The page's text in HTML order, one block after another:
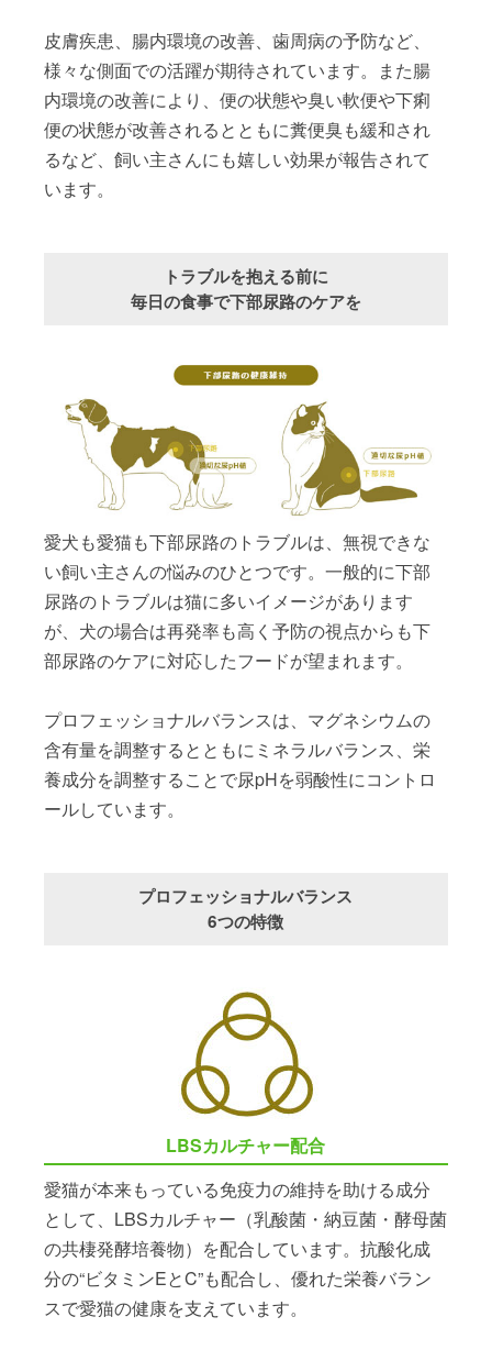
皮膚疾患、腸内環境の改善、歯周病の予防など、
様々な側面での活躍が期待されています。また腸
内環境の改善により、便の状態や臭い軟便や下痢
便の状態が改善されるとともに糞便臭も緩和され
るなど、飼い主さんにも嬉しい効果が報告されて
います。
トラブルを抱える前に
毎日の食事で下部尿路のケアを
愛犬も愛猫も下部尿路のトラブルは、無視できな
い飼い主さんの悩みのひとつです。一般的に下部
尿路のトラブルは猫に多いイメージがあります
が、犬の場合は再発率も高く予防の視点からも下
部尿路のケアに対応したフードが望まれます。
プロフェッショナルバランスは、マグネシウムの
含有量を調整するとともにミネラルバランス、栄
養成分を調整することで尿pHを弱酸性にコントロ
ールしています。
プロフェッショナルバランス
6つの特徴
LBSカルチャー配合
愛猫が本来もっている免疫力の維持を助ける成分
として、LBSカルチャー（乳酸菌・納豆菌・酵母菌
の共棲発酵培養物）を配合しています。抗酸化成
分の“ビタミンEとC”も配合し、優れた栄養バラン
スで愛猫の健康を支えています。